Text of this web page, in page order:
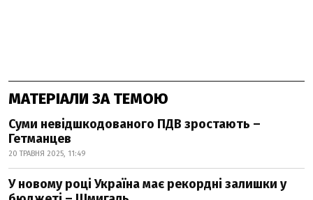
МАТЕРІАЛИ ЗА ТЕМОЮ
Суми невідшкодованого ПДВ зростають –
Гетманцев
20 ТРАВНЯ 2025, 11:49
У новому році Україна має рекордні залишки у